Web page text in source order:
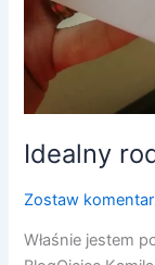
Idealny
Zostaw
Właśnie jestem